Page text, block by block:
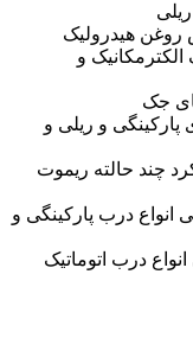
روغن هیدرولیک
و
جک
و ریلی و
چند حالته ریموت
درب پارکینگی و
درب اتوماتیک